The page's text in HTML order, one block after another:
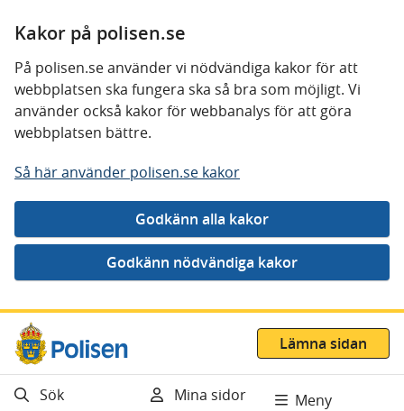
Kakor på polisen.se
På polisen.se använder vi nödvändiga kakor för att
webbplatsen ska fungera ska så bra som möjligt. Vi
använder också kakor för webbanalys för att göra
webbplatsen bättre.
Så här använder polisen.se kakor
Gå direkt till innehåll
Lämna sidan
Sök Mina sidor Meny